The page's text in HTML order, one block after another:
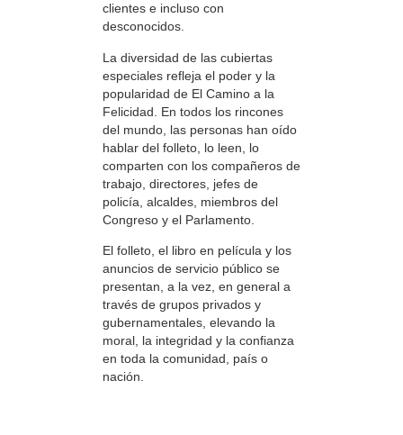
clientes e incluso con
desconocidos.
La diversidad de las cubiertas
especiales refleja el poder y la
popularidad de El Camino a la
Felicidad. En todos los rincones
del mundo, las personas han oído
hablar del folleto, lo leen, lo
comparten con los compañeros de
trabajo, directores, jefes de
policía, alcaldes, miembros del
Congreso y el Parlamento.
El folleto, el libro en película y los
anuncios de servicio público se
presentan, a la vez, en general a
través de grupos privados y
gubernamentales, elevando la
moral, la integridad y la confianza
en toda la comunidad, país o
nación.